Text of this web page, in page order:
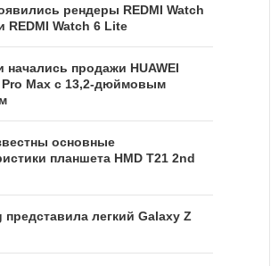
рендеры REDMI Watch
REDMI Watch 6 Lite
начались продажи HUAWEI
Pro Max с 13,2-дюймовым
основные
планшета HMD T21 2nd
представила легкий Galaxy Z